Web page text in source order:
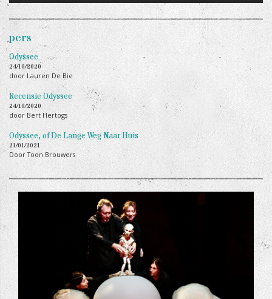
pers
Odyssee
24/10/2020
door Lauren De Bie
Recensie Odyssee
24/10/2020
door Bert Hertogs
Odyssee, of De Lange Weg Naar Huis
21/01/2021
Door Toon Brouwers
+